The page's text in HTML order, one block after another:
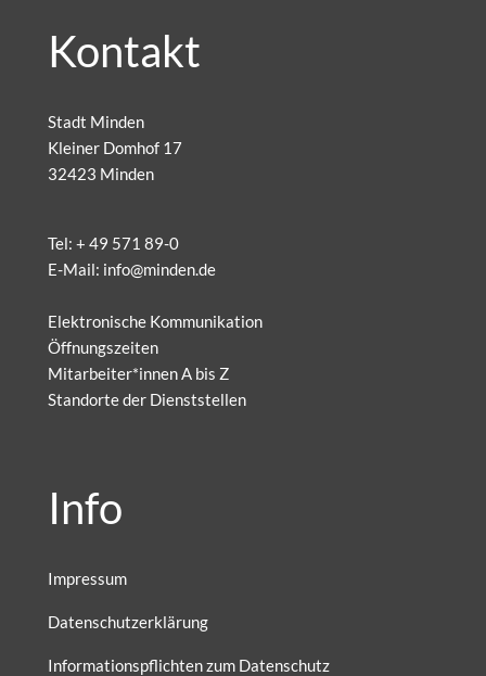
Kontakt
Stadt Minden
Kleiner Domhof 17
32423 Minden
Tel: + 49 571 89-0
E-Mail: info@minden.de
Elektronische Kommunikation
Öffnungszeiten
Mitarbeiter*innen A bis Z
Standorte der Dienststellen
Info
Impressum
Datenschutzerklärung
Informationspflichten zum Datenschutz